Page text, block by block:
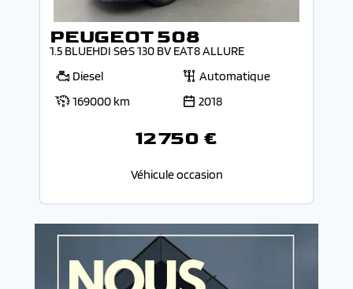
PEUGEOT 508
1.5 BLUEHDI S&S 130 BV EAT8 ALLURE
Diesel
Automatique
169000 km
2018
12 750 €
Véhicule occasion